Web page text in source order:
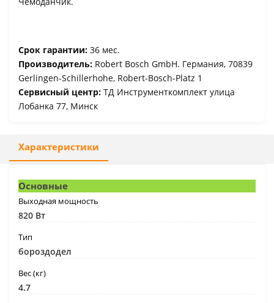
Срок гарантии: 36 мес.
Производитель: Robert Bosch GmbH. Германия, 70839
Gerlingen-Schillerhohe, Robert-Bosch-Platz 1
Сервисный центр: ТД Инструменткомплект улица
Лобанка 77, Минск
Характеристики
Основные
Выходная мощность
820 Вт
Тип
бороздодел
Вес (кг)
4.7